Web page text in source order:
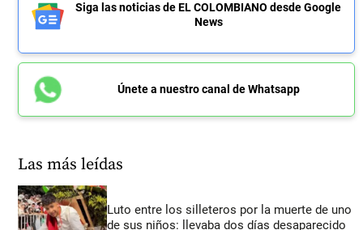
Siga las noticias de EL COLOMBIANO desde Google
News
Únete a nuestro canal de Whatsapp
Las más leídas
Luto entre los silleteros por la muerte de uno
de sus niños: llevaba dos días desaparecido